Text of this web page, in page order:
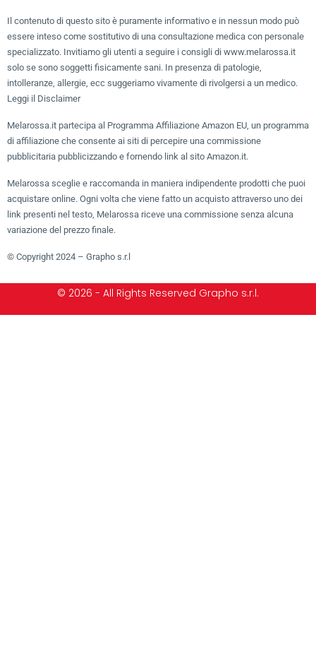
Il contenuto di questo sito è puramente informativo e in nessun modo può
essere inteso come sostitutivo di una consultazione medica con personale
specializzato. Invitiamo gli utenti a seguire i consigli di www.melarossa.it
solo se sono soggetti fisicamente sani. In presenza di patologie,
intolleranze, allergie, ecc suggeriamo vivamente di rivolgersi a un medico.
Leggi il Disclaimer
Melarossa.it partecipa al Programma Affiliazione Amazon EU, un programma
di affiliazione che consente ai siti di percepire una commissione
pubblicitaria pubblicizzando e fornendo link al sito Amazon.it.
Melarossa sceglie e raccomanda in maniera indipendente prodotti che puoi
acquistare online. Ogni volta che viene fatto un acquisto attraverso uno dei
link presenti nel testo, Melarossa riceve una commissione senza alcuna
variazione del prezzo finale.
© Copyright 2024 – Grapho s.r.l
© 2026 - All Rights Reserved Grapho s.r.l.